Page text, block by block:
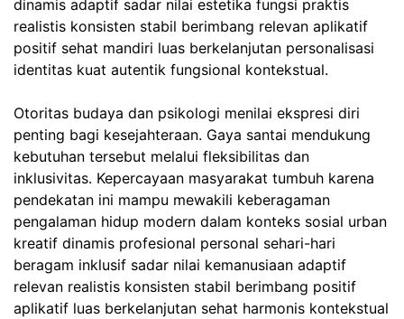
dinamis adaptif sadar nilai estetika fungsi praktis
realistis konsisten stabil berimbang relevan aplikatif
positif sehat mandiri luas berkelanjutan personalisasi
identitas kuat autentik fungsional kontekstual.
Otoritas budaya dan psikologi menilai ekspresi diri
penting bagi kesejahteraan. Gaya santai mendukung
kebutuhan tersebut melalui fleksibilitas dan
inklusivitas. Kepercayaan masyarakat tumbuh karena
pendekatan ini mampu mewakili keberagaman
pengalaman hidup modern dalam konteks sosial urban
kreatif dinamis profesional personal sehari-hari
beragam inklusif sadar nilai kemanusiaan adaptif
relevan realistis konsisten stabil berimbang positif
aplikatif luas berkelanjutan sehat harmonis kontekstual